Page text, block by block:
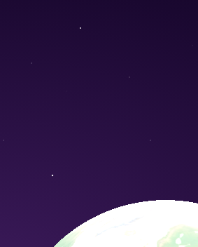
Nature